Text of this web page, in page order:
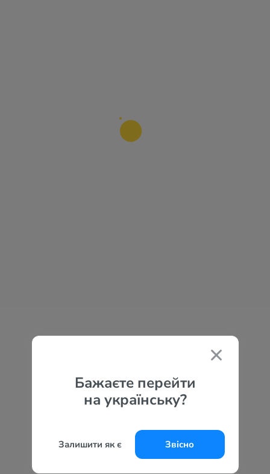
Бажаєте перейти
на українську?
Залишити як є Звісно